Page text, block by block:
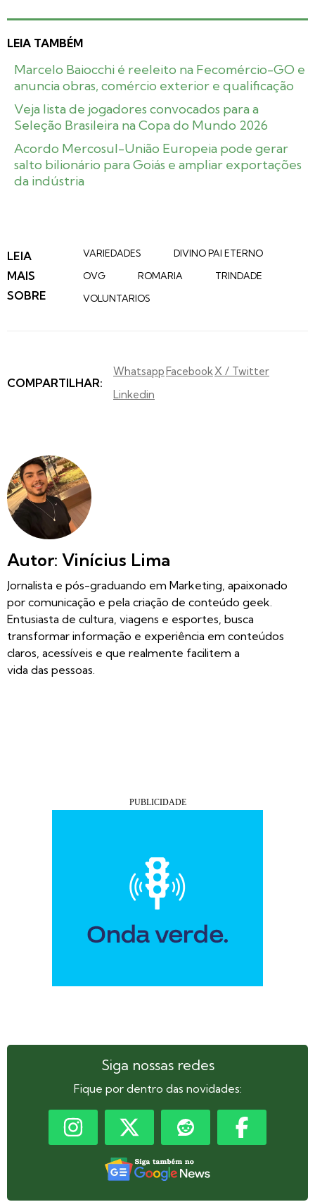
LEIA TAMBÉM
Marcelo Baiocchi é reeleito na Fecomércio-GO e
anuncia obras, comércio exterior e qualificação
Veja lista de jogadores convocados para a
Seleção Brasileira na Copa do Mundo 2026
Acordo Mercosul-União Europeia pode gerar
salto bilionário para Goiás e ampliar exportações
da indústria
LEIA
MAIS
SOBRE
VARIEDADES
DIVINO PAI ETERNO
OVG
ROMARIA
TRINDADE
VOLUNTARIOS
COMPARTILHAR:
Whatsapp FacebookX / Twitter
Linkedin
Autor: Vinícius Lima
Jornalista e pós-graduando em Marketing, apaixonado
por comunicação e pela criação de conteúdo geek.
Entusiasta de cultura, viagens e esportes, busca
transformar informação e experiência em conteúdos
claros, acessíveis e que realmente facilitem a
vida das pessoas.
Siga nossas redes
Fique por dentro das novidades: